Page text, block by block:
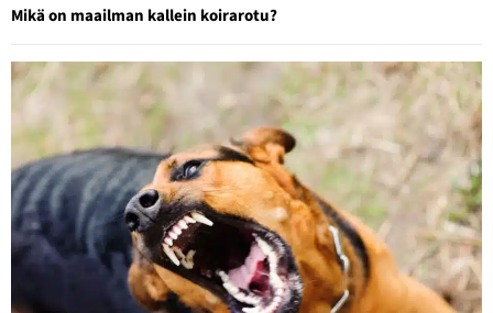
Mikä on maailman kallein koirarotu?